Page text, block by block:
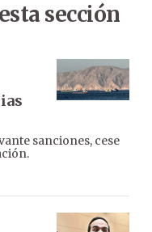
sección
sanciones, cese